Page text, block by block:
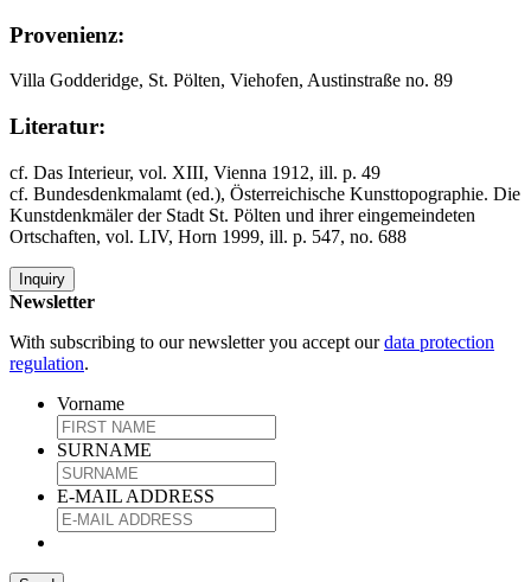
Provenienz:
Villa Godderidge, St. Pölten, Viehofen, Austinstraße no. 89
Literatur:
cf. Das Interieur, vol. XIII, Vienna 1912, ill. p. 49
cf. Bundesdenkmalamt (ed.), Österreichische Kunsttopographie. Die
Kunstdenkmäler der Stadt St. Pölten und ihrer eingemeindeten
Ortschaften, vol. LIV, Horn 1999, ill. p. 547, no. 688
Inquiry
Newsletter
With subscribing to our newsletter you accept ourdata protection
regulation.
Vorname
SURNAME
E-MAIL ADDRESS